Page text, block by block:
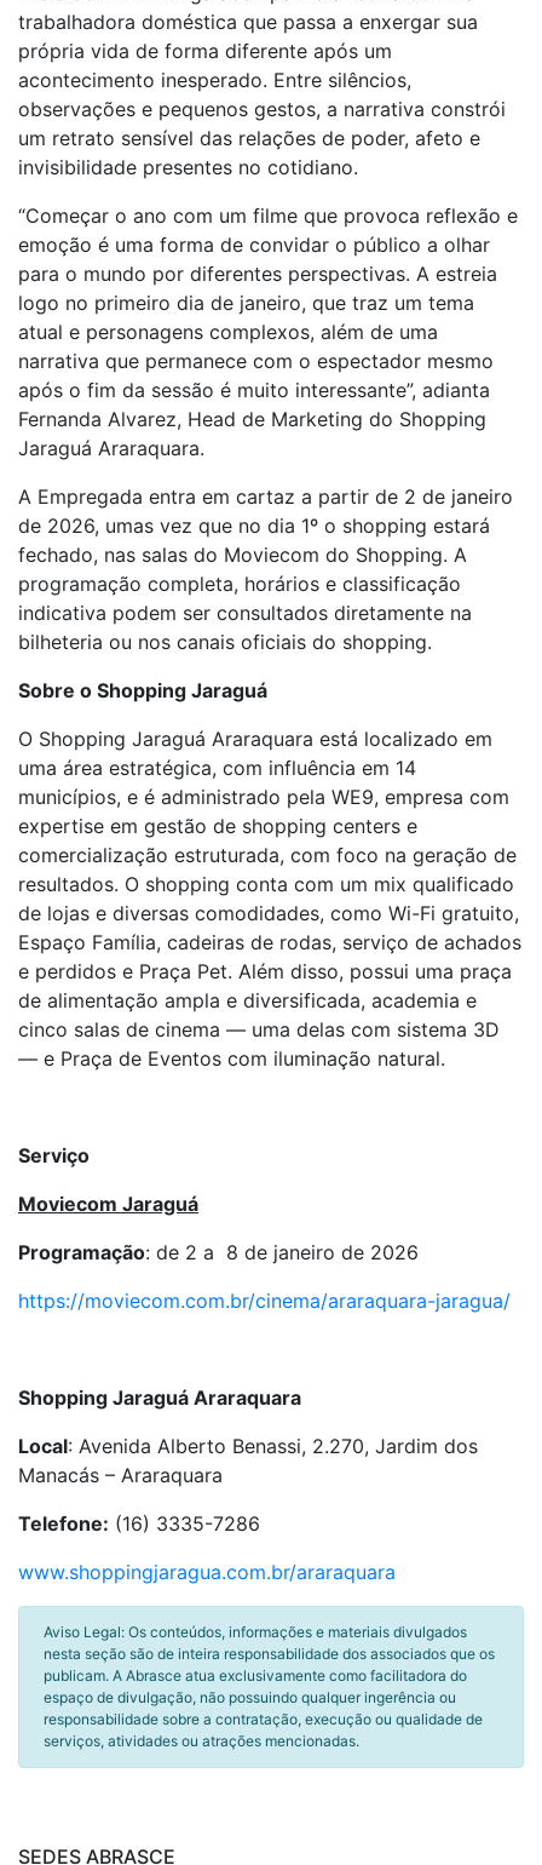
trabalhadora doméstica que passa a enxergar sua
própria vida de forma diferente após um
acontecimento inesperado. Entre silêncios,
observações e pequenos gestos, a narrativa constrói
um retrato sensível das relações de poder, afeto e
invisibilidade presentes no cotidiano.
“Começar o ano com um filme que provoca reflexão e
emoção é uma forma de convidar o público a olhar
para o mundo por diferentes perspectivas. A estreia
logo no primeiro dia de janeiro, que traz um tema
atual e personagens complexos, além de uma
narrativa que permanece com o espectador mesmo
após o fim da sessão é muito interessante”, adianta
Fernanda Alvarez, Head de Marketing do Shopping
Jaraguá Araraquara.
A Empregada entra em cartaz a partir de 2 de janeiro
de 2026, umas vez que no dia 1º o shopping estará
fechado, nas salas do Moviecom do Shopping. A
programação completa, horários e classificação
indicativa podem ser consultados diretamente na
bilheteria ou nos canais oficiais do shopping.
Sobre o Shopping Jaraguá
O Shopping Jaraguá Araraquara está localizado em
uma área estratégica, com influência em 14
municípios, e é administrado pela WE9, empresa com
expertise em gestão de shopping centers e
comercialização estruturada, com foco na geração de
resultados. O shopping conta com um mix qualificado
de lojas e diversas comodidades, como Wi-Fi gratuito,
Espaço Família, cadeiras de rodas, serviço de achados
e perdidos e Praça Pet. Além disso, possui uma praça
de alimentação ampla e diversificada, academia e
cinco salas de cinema — uma delas com sistema 3D
— e Praça de Eventos com iluminação natural.
Serviço
Moviecom Jaraguá
Programação: de 2 a 8 de janeiro de 2026
https://moviecom.com.br/cinema/araraquara-jaragua/
Shopping Jaraguá Araraquara
Local: Avenida Alberto Benassi, 2.270, Jardim dos
Manacás – Araraquara
Telefone: (16) 3335-7286
www.shoppingjaragua.com.br/araraquara
Aviso Legal: Os conteúdos, informações e materiais divulgados
nesta seção são de inteira responsabilidade dos associados que os
publicam. A Abrasce atua exclusivamente como facilitadora do
espaço de divulgação, não possuindo qualquer ingerência ou
responsabilidade sobre a contratação, execução ou qualidade de
serviços, atividades ou atrações mencionadas.
SEDES ABRASCE